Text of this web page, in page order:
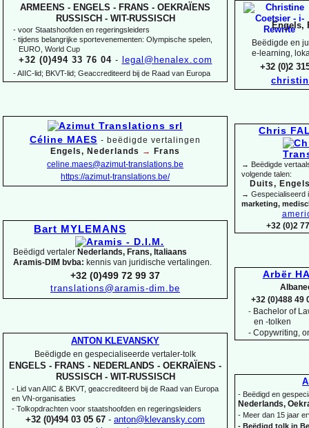
Engels,
Beëdigde en
e- learning,
+32 (0)2
Chris
→ Beëdigde
volgende talen:
Duits,
→ Gespecialiseerd
marketing,
+32 (0)2
Arbër
+32 (0)488 49
- Bachelor of
en -tolken
- Copywriting,
- Beëdigd en
Nederlands,
- Meer dan 15 jaar
- Beëdigd tolk in
ARMEENS - ENGELS - FRANS - OEKRAÏENS
RUSSISCH -WIT-RUSSISCH
- voor Staatshoofden en regeringsleiders
- tijdens belangrijke sportevenementen: Olympische spelen,
EURO, World Cup
+32 (0)494 33 76 04- legal@henalex.com
-AIIC-lid; BKVT-lid; Geaccrediteerd bij de Raad van Europa
Céline MAES - beëdigde vertalingen
Engels, Nederlands →
Frans
celine.maes@azimut-translations.be
https://azimut-translations.be/
Bart MYLEMANS
Beëdigd vertaler Nederlands, Frans, Italiaans
Aramis-DIM bvba: kennis van juridische vertalingen.
+32 (0)499 72 99 37
translations@aramis-dim.be
ANTON KLEVANSKY
Beëdigde en gespecialiseerde vertaler-tolk
ENGELS - FRANS - NEDERLANDS - OEKRAÏENS -
RUSSISCH -WIT-RUSSISCH
- Lid van AIIC & BKVT, geaccrediteerd bij de Raad van Europa
en VN-organisaties
- Tolkopdrachten voor staatshoofden en regeringsleiders
+32 (0)494 03 05 67 - anton@klevansky.com